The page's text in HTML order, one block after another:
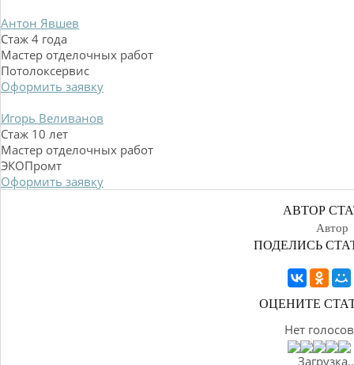
Антон Явшев
Стаж 4 года
Мастер отделочных работ
Потолоксервис
Оформить заявку
Игорь Веливанов
Стаж 10 лет
Мастер отделочных работ
ЭКОПромт
Оформить заявку
АВТОР
Автор
ПОДЕЛИСЬ
ОЦЕНИТЕ
Нет голосов